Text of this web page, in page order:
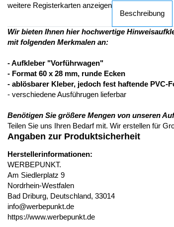
weitere Registerkarten anzeigen
Beschreibung
Wir bieten Ihnen hier hochwertige
mit folgenden Merkmalen an:
- Aufkleber "Vorführwagen"
- Format 60 x 28 mm, runde Ecken
- ablösbarer Kleber, jedoch fest haftende PVC-
- verschiedene Ausführugen lieferbar
Benötigen Sie größere Mengen von unseren
Teilen Sie uns Ihren Bedarf mit. Wir erstellen für
Angaben zur Produktsicherheit
Herstellerinformationen:
WERBEPUNKT.
Am Siedlerplatz 9
Nordrhein-Westfalen
Bad Driburg, Deutschland, 33014
info@werbepunkt.de
https://www.werbepunkt.de